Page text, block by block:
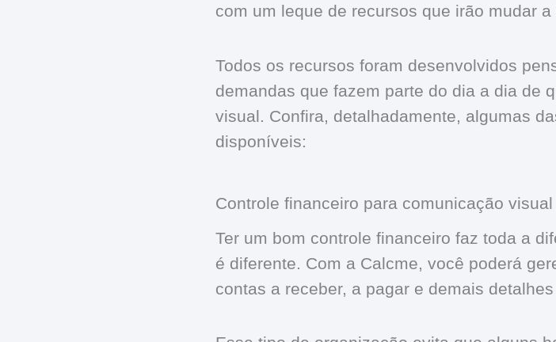
com um leque de recursos que irão mudar
Todos os recursos foram desenvolvidos
demandas que fazem parte do dia a dia de
visual. Confira, detalhadamente, algumas
disponíveis:
Controle financeiro para comunicação visual
Ter um bom controle financeiro faz toda a
é diferente. Com a Calcme, você poderá
contas a receber, a pagar e demais